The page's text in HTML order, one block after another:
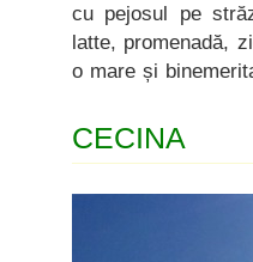
cu pejosul pe
latte, promenadă,
o mare și
CECINA